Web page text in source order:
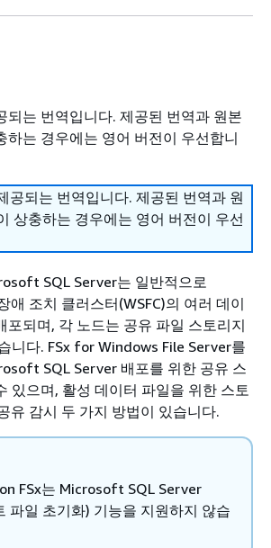
되는 번역입니다. 제공된 번역과 원본
하는 경우에는 영어 버전이 우선합니
공되는 번역입니다. 제공된 번역과 원
상충하는 경우에는 영어 버전이 우선
SQL Server는 일반적으로
애 조치 클러스터(WSFC)의 여러 데이
포되며, 각 노드는 공유 파일 스토리지
니다. FSx for Windows File Server를
SQL Server 배포를 위한 공유 스
있으며, 활성 데이터 파일을 위한 스토
유 감시 두 가지 방법이 있습니다.
FSx는 Microsoft SQL Server
파일 초기화) 기능을 지원하지 않습